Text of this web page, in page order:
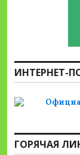
ИНТЕРНЕТ-
ГОРЯЧАЯ